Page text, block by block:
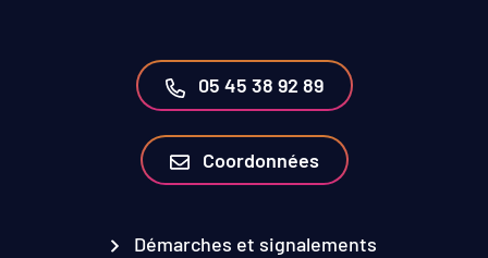
05 45 38 92 89
Coordonnées
Démarches et signalements